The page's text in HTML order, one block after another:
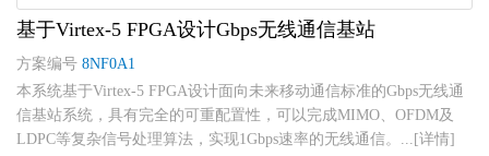
基于Virtex-5 FPGA设计Gbps无线通信基站
方案编号 8NF0A1
本系统基于Virtex-5 FPGA设计面向未来移动通信标准的Gbps无线通
信基站系统，具有完全的可重配置性，可以完成MIMO、OFDM及
LDPC等复杂信号处理算法，实现1Gbps速率的无线通信。...[详情]